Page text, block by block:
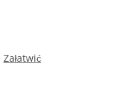
Załatwić